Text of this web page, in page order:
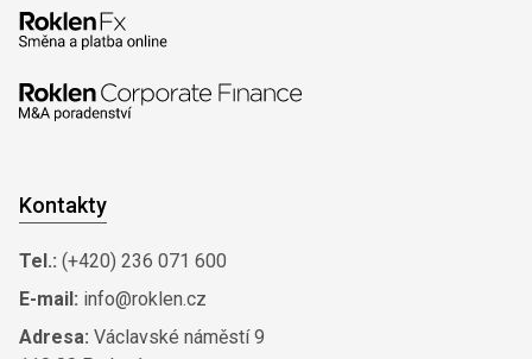
Kontakty
Tel.: (+420) 236 071 600
E-mail: info@roklen.cz
Adresa: Václavské náměstí 9